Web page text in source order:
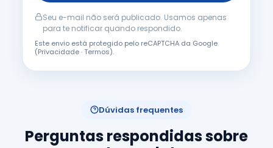
Seu e-mail não será publicado. Usamos apenas
para te notificar quando respondido.
Este envio está protegido pelo reCAPTCHA da Google
(Privacidade·Termos).
Dúvidas frequentes
Perguntas respondidas sobre